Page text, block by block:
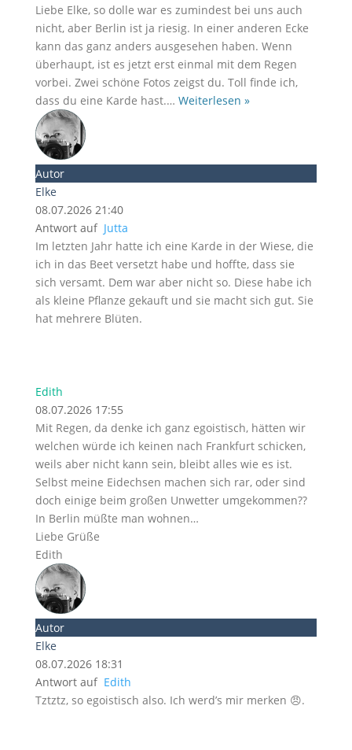
Liebe Elke, so dolle war es zumindest bei uns auch
nicht, aber Berlin ist ja riesig. In einer anderen Ecke
kann das ganz anders ausgesehen haben. Wenn
überhaupt, ist es jetzt erst einmal mit dem Regen
vorbei. Zwei schöne Fotos zeigst du. Toll finde ich,
dass du eine Karde hast.… Weiterlesen »
Autor
Elke
08.07.2026 21:40
Antwort auf Jutta
Im letzten Jahr hatte ich eine Karde in der Wiese, die
ich in das Beet versetzt habe und hoffte, dass sie
sich versamt. Dem war aber nicht so. Diese habe ich
als kleine Pflanze gekauft und sie macht sich gut. Sie
hat mehrere Blüten.
Edith
08.07.2026 17:55
Mit Regen, da denke ich ganz egoistisch, hätten wir
welchen würde ich keinen nach Frankfurt schicken,
weils aber nicht kann sein, bleibt alles wie es ist.
Selbst meine Eidechsen machen sich rar, oder sind
doch einige beim großen Unwetter umgekommen??
In Berlin müßte man wohnen…
Liebe Grüße
Edith
Autor
Elke
08.07.2026 18:31
Antwort auf Edith
Tztztz, so egoistisch also. Ich werd’s mir merken 😠.